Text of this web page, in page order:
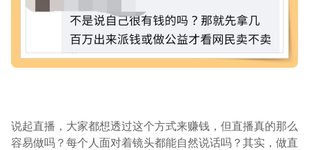
说起直播，大家都想透过这个方式来赚钱，但直播真的那么
容易做吗？每个人面对着镜头都能自然说话吗？其实，做直